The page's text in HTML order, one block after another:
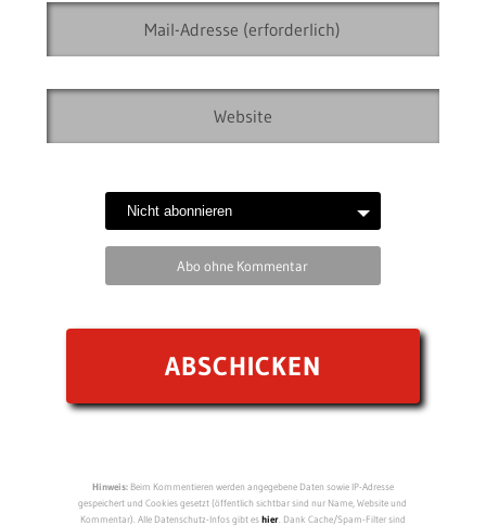
Abo ohne Kommentar
Hinweis:Beim Kommentieren werden angegebene Daten sowie IP-Adresse
gespeichert und Cookies gesetzt (öffentlich sichtbar sind nur Name, Website und
Kommentar). Alle Datenschutz-Infos gibt eshier. Dank Cache/Spam-Filter sind